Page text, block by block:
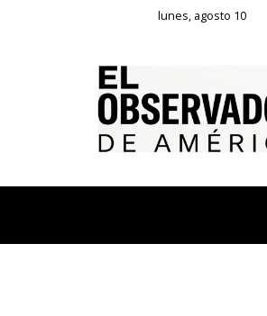
lunes, agosto 10